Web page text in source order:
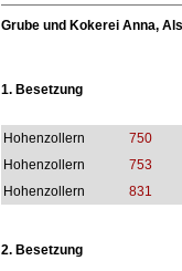
Grube und Kokerei Anna,
1. Besetzung
Hohenzollern 750
Hohenzollern
753
Hohenzollern
831
2. Besetzung